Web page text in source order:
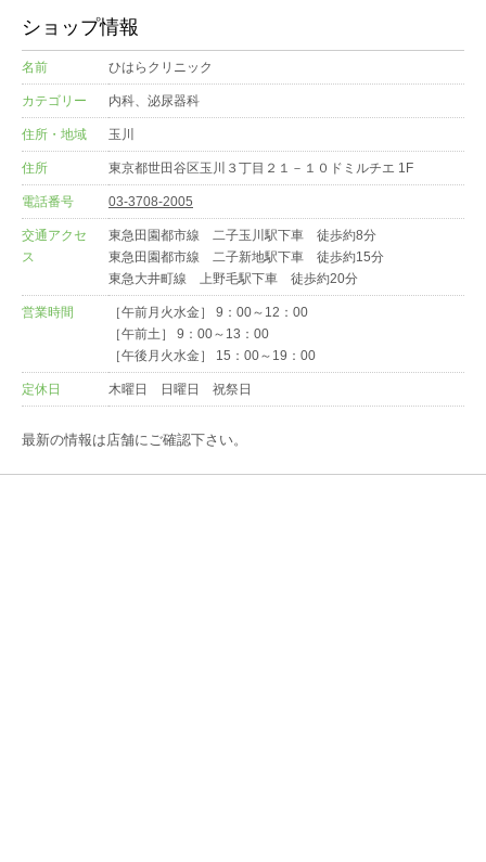
ショップ情報
名前 ひはらクリニック
カテゴリー 内科、泌尿器科
住所・地域 玉川
住所 東京都世田谷区玉川３丁目２１－１０ドミルチエ 1F
電話番号 03-3708-2005
交通アクセ
ス
東急田園都市線 二子玉川駅下車 徒歩約8分
東急田園都市線 二子新地駅下車 徒歩約15分
東急大井町線 上野毛駅下車 徒歩約20分
営業時間
［午前月火水金］ 9：00～12：00
［午前土］ 9：00～13：00
［午後月火水金］ 15：00～19：00
定休日 木曜日 日曜日 祝祭日
最新の情報は店舗にご確認下さい。